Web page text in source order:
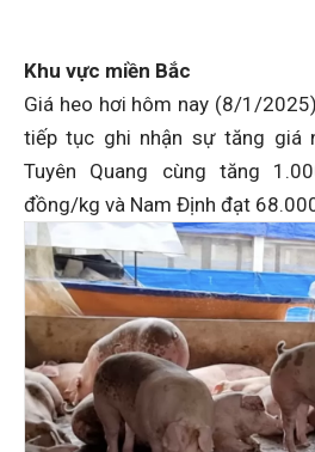
Khu vực miền Bắc
Giá heo hơi hôm nay (8/1/
tiếp tục ghi nhận sự tăng giá
Tuyên Quang cùng tăng
đồng/kg và Nam Định đạt